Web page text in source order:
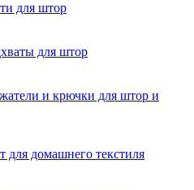
для штор
для штор
и крючки для штор и
для домашнего текстиля